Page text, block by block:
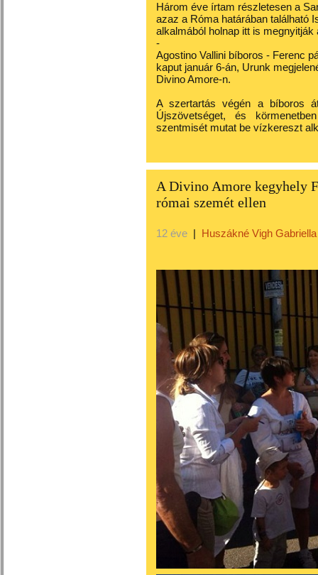
Három éve írtam részletesen a
azaz a Róma határában található
alkalmából holnap itt is megnyitják
-
Agostino Vallini bíboros - Ferenc
kaput január 6-án, Urunk
Divino Amore-n.
A szertartás végén a bíboros
Újszövetséget, és
szentmisét mutat be vízkereszt
A Divino Amore kegyhely
római szemét ellen
12 éve | Huszákné Vigh Gabriella